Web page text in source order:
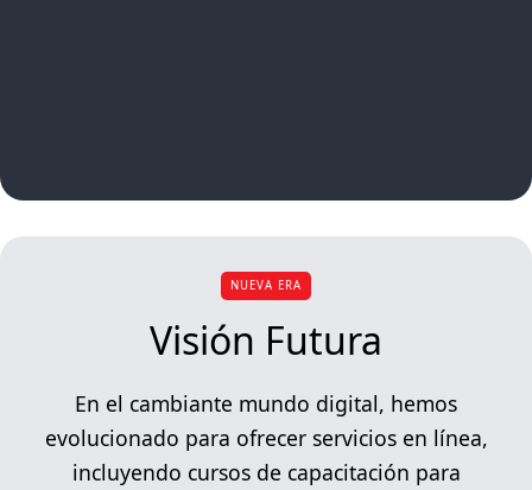
NUEVA ERA
Visión Futura
En el cambiante mundo digital, hemos
evolucionado para ofrecer servicios en línea,
incluyendo cursos de capacitación para